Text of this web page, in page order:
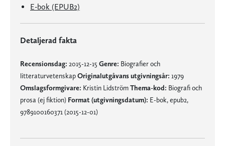
E-bok (EPUB2)
Detaljerad fakta
Recensionsdag: 2015-12-15 Genre: Biografier och
litteraturvetenskapOriginalutgåvans utgivningsår: 1979
Omslagsformgivare: Kristin LidströmThema-kod: Biografi och
prosa (ej fiktion) Format (utgivningsdatum): E-bok, epub2,
9789100160371 (2015-12-01)